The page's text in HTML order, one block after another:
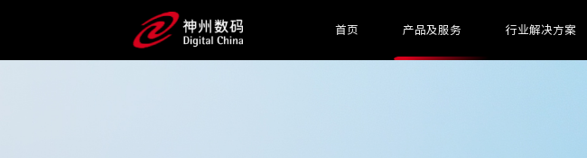
首页 产品及服务 行业解决方案